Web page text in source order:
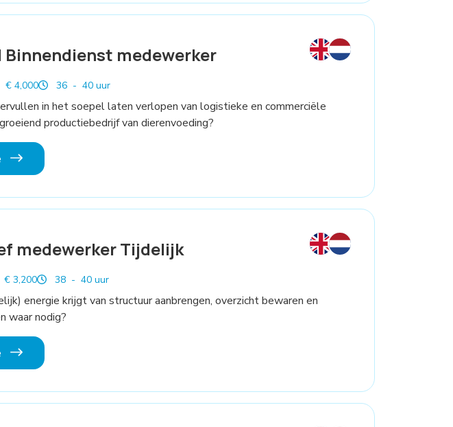
medewerker
4,000 36 - 40 uur
in het soepel laten verlopen van logistieke en commerciële
productiebedrijf van dierenvoeding?
medewerker Tijdelijk
3,200 38 - 40 uur
energie krijgt van structuur aanbrengen, overzicht bewaren en
waar nodig?